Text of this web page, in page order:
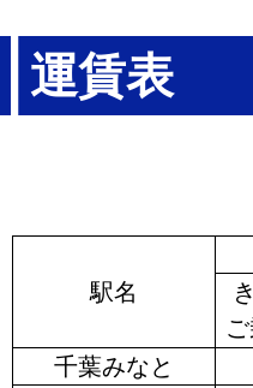
運賃表
駅名
千葉みなと